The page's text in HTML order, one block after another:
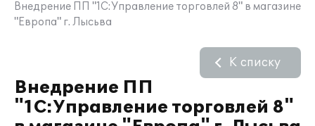
Внедрение ПП "1С:Управление торговлей 8" в магазине
"Европа" г. Лысьва
Внедрение ПП
"1С:Управление торговлей 8"
К списку